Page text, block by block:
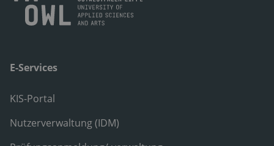
E-Services
KIS-Portal
Nutzerverwaltung (IDM)